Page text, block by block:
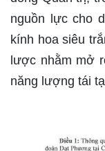
nguồn lực cho
kính hoa siêu
lược nhằm mở
năng lượng tái